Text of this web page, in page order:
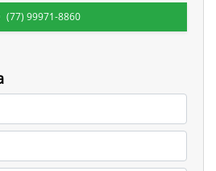
(77) 99971-8860